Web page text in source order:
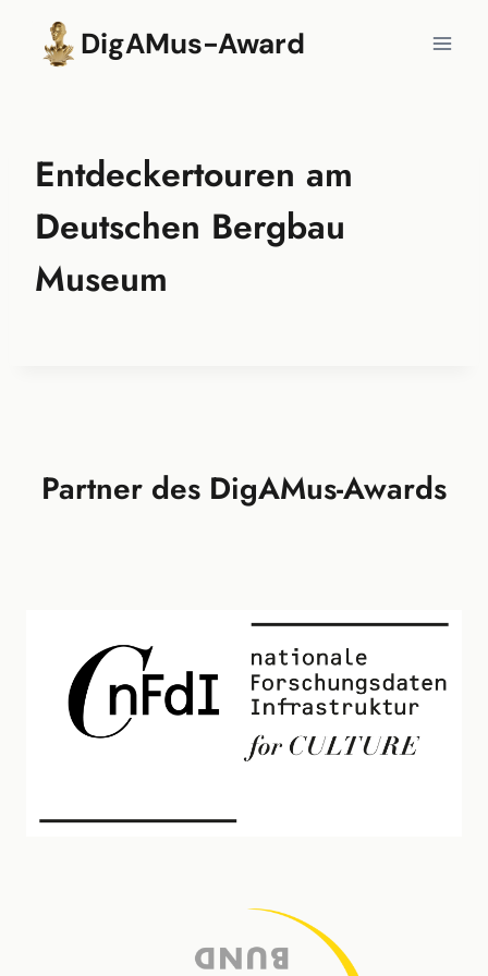
springen
DigAMus-Award
Entdeckertouren am
Deutschen Bergbau
Museum
Partner des DigAMus-Awards